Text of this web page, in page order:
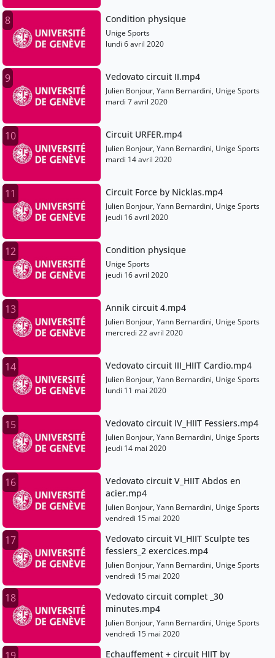
8 Condition physique
Unige Sports
lundi 6 avril 2020
9 Vedovato circuit II.mp4
Julien Bonjour, Yann Bernardini, Unige Sports
mardi 7 avril 2020
10 Circuit URFER.mp4
Julien Bonjour, Yann Bernardini, Unige Sports
mardi 14 avril 2020
11 Circuit Force by Nicklas.mp4
Julien Bonjour, Yann Bernardini, Unige Sports
jeudi 16 avril 2020
12 Condition physique
Unige Sports
jeudi 16 avril 2020
13 Annik circuit 4.mp4
Julien Bonjour, Yann Bernardini, Unige Sports
mercredi 22 avril 2020
14 Vedovato circuit III_HIIT Cardio.mp4
Julien Bonjour, Yann Bernardini, Unige Sports
lundi 11 mai 2020
15 Vedovato circuit IV_HIIT Fessiers.mp4
Julien Bonjour, Yann Bernardini, Unige Sports
jeudi 14 mai 2020
16
Vedovato circuit V_HIIT Abdos en
acier.mp4
Julien Bonjour, Yann Bernardini, Unige Sports
vendredi 15 mai 2020
17
Vedovato circuit VI_HIIT Sculpte tes
fessiers_2 exercices.mp4
Julien Bonjour, Yann Bernardini, Unige Sports
vendredi 15 mai 2020
18
Vedovato circuit complet _30
minutes.mp4
Julien Bonjour, Yann Bernardini, Unige Sports
vendredi 15 mai 2020
Echauffement + circuit HIIT by